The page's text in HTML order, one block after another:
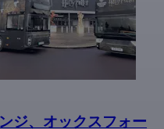
ジ、オックスフォー